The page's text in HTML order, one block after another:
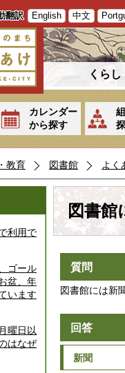
翻訳 English 中文
くらし
カレンダー
から探す
教育 図書館 よく
利用で
ゴール
盆、年
います
曜日以
はなぜ
図書館
質問
図書館には新
回答
新聞